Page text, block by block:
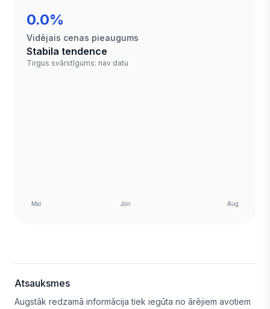
0.0%
Vidējais cenas pieaugums
Stabila tendence
Tirgus svārstīgums: nav datu
Atsauksmes
Augstāk redzamā informācija tiek iegūta no ārējiem avotiem